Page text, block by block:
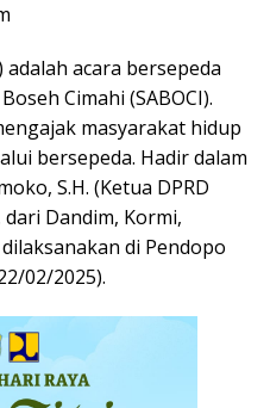
adalah acara bersepeda
Cimahi (SABOCI).
masyarakat hidup
bersepeda. Hadir dalam
S.H. (Ketua DPRD
Dandim, Kormi,
di Pendopo
02/2025).